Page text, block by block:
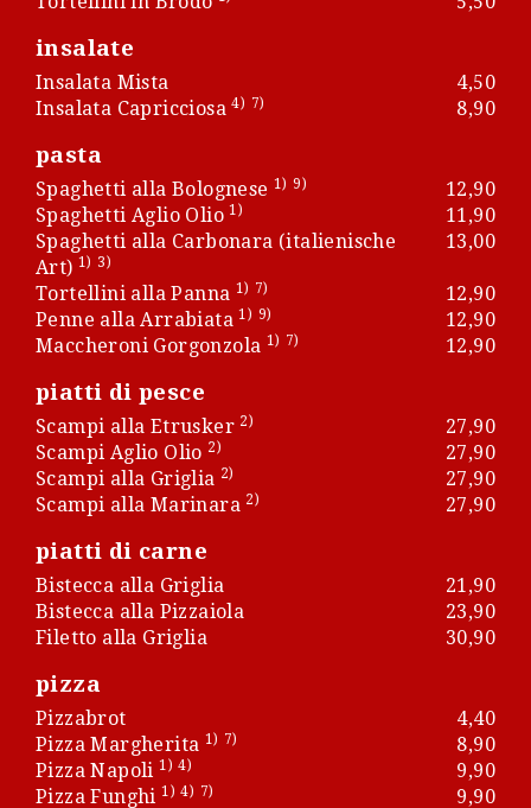
insalate
Insalata Mista
4,50
Insalata Capricciosa4) 7) 8,90
pasta
Spaghetti alla Bolognese 1) 9)
12,90
Spaghetti Aglio Olio 1)
11,90
Spaghetti alla Carbonara (italienische
Art) 1) 3)
13,00
Tortellini alla Panna 1) 7)
12,90
Penne alla Arrabiata 1) 9)
12,90
Maccheroni Gorgonzola 1) 7) 12,90
piatti di pesce
Scampi alla Etrusker 2)
27,90
Scampi Aglio Olio 2)
27,90
Scampi alla Griglia 2)
27,90
Scampi alla Marinara 2) 27,90
piatti di carne
Bistecca alla Griglia
21,90
Bistecca alla Pizzaiola
23,90
Filetto alla Griglia
30,90
pizza
Pizzabrot
4,40
Pizza Margherita 1) 7)
8,90
Pizza Napoli 1) 4)
9,90
Pizza Funghi 1) 4) 7) 9,90